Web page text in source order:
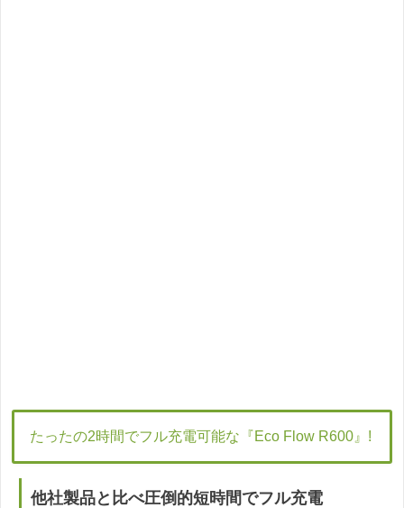
たったの2時間でフル充電可能な『Eco Flow R600』!
他社製品と比べ圧倒的短時間でフル充電